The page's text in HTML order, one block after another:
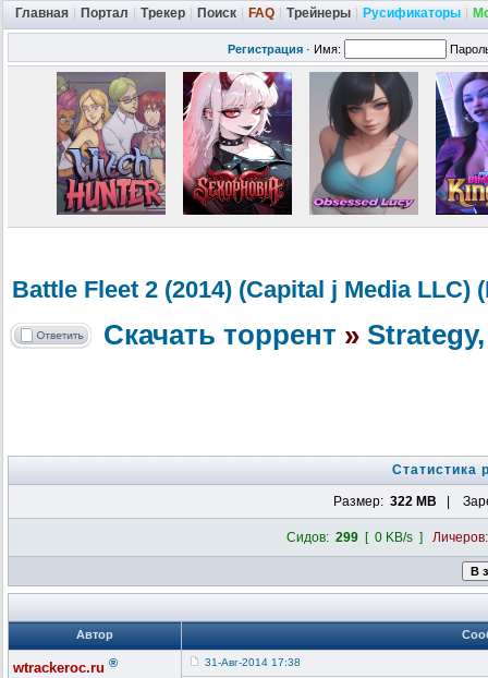
Главная Портал Трекер Поиск FAQ Трейнеры Русификаторы
Регистрация · Имя:
Battle Fleet 2 (2014) (Capital j Media LLC)
Скачать торрент »
Статистика
Размер: 322 MB |
Сидов: 299[ 0 KB/s ]
Автор
wtrackeroc.ru ® 31-Авг-2014 17:38